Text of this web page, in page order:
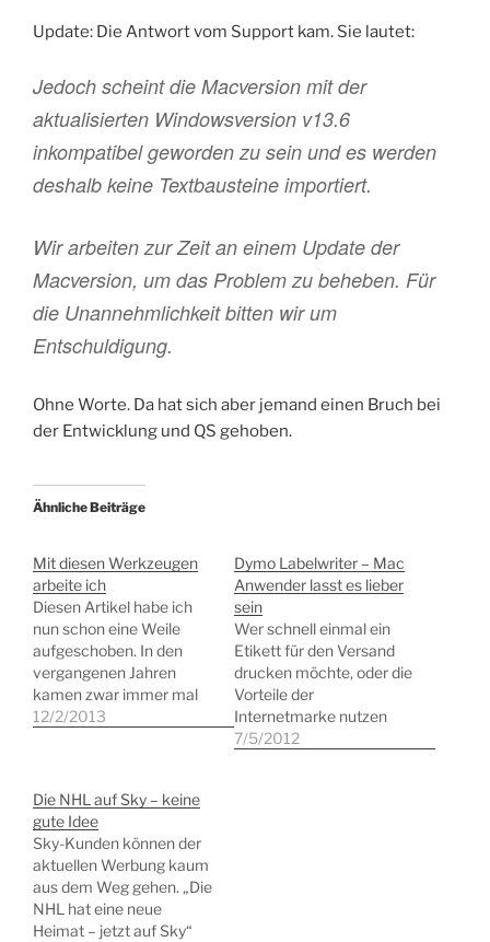
Update: Die Antwort vom Support kam. Sie lautet:
Jedoch scheint die Macversion mit der
aktualisierten Windowsversion v13.6
inkompatibel geworden zu sein und es werden
deshalb keine Textbausteine importiert.
Wir arbeiten zur Zeit an einem Update der
Macversion, um das Problem zu beheben. Für
die Unannehmlichkeit bitten wir um
Entschuldigung.
Ohne Worte. Da hat sich aber jemand einen Bruch bei
der Entwicklung und QS gehoben.
Ähnliche Beiträge
Mit diesen Werkzeugen
arbeite ich
Diesen Artikel habe ich
nun schon eine Weile
aufgeschoben. In den
vergangenen Jahren
kamen zwar immer mal
wieder persönliche Mails,
der ausschlaggebende
Impuls, um mal ein paar
Worte über meine
Ausrüstung zu verlieren.
Vor einigen Wochen habe
ich indes die…
12/2/2013
Dymo Labelwriter – Mac
Anwender lasst es lieber
sein
Wer schnell einmal ein
Etikett für den Versand
drucken möchte, oder die
Vorteile der
Internetmarke nutzen
will, braucht sich nicht mit
7/5/2012
Die NHL auf Sky – keine
gute Idee
Sky-Kunden können der
aktuellen Werbung kaum
aus dem Weg gehen. „Die
NHL hat eine neue
Heimat – jetzt auf Sky“